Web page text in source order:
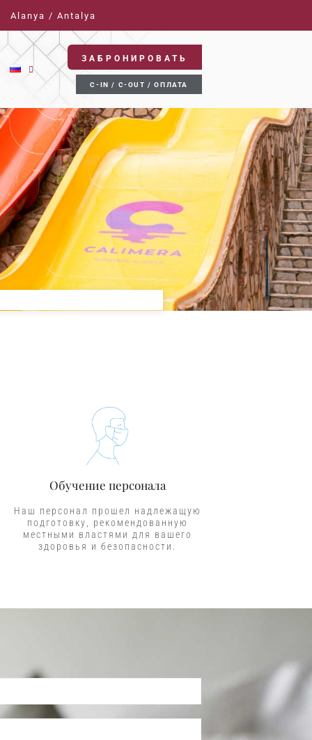
Alanya / Antalya
ЗАБРОНИРОВАТЬ
C-IN / C-OUT / ОПЛАТА
Обучение персонала
Наш персонал прошел надлежащую
подготовку, рекомендованную
местными властями для вашего
здоровья и безопасности.